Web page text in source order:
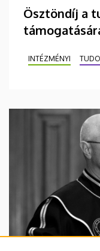
Ösztöndíj a
INTÉZMÉNYI